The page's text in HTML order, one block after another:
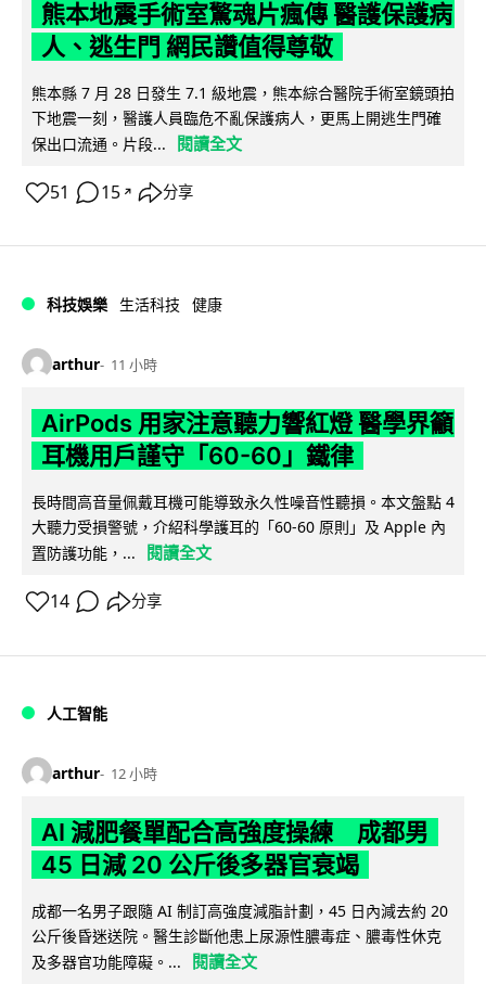
熊本地震手術室驚魂片瘋傳 醫護保護病
人、逃生門 網民讚值得尊敬
熊本縣 7 月 28 日發生 7.1 級地震，熊本綜合醫院手術室鏡頭拍
下地震一刻，醫護人員臨危不亂保護病人，更馬上開逃生門確
保出口流通。片段...
閱讀全文
51 15 ↗ 分享
科技娛樂 生活科技 健康
arthur 11 小時
AirPods 用家注意聽力響紅燈 醫學界籲
耳機用戶謹守「60-60」鐵律
長時間高音量佩戴耳機可能導致永久性噪音性聽損。本文盤點 4
大聽力受損警號，介紹科學護耳的「60-60 原則」及 Apple 內
置防護功能，...
閱讀全文
14 分享
人工智能
arthur 12 小時
AI 減肥餐單配合高強度操練 成都男
45 日減 20 公斤後多器官衰竭
成都一名男子跟隨 AI 制訂高強度減脂計劃，45 日內減去約 20
公斤後昏迷送院。醫生診斷他患上尿源性膿毒症、膿毒性休克
及多器官功能障礙。...
閱讀全文